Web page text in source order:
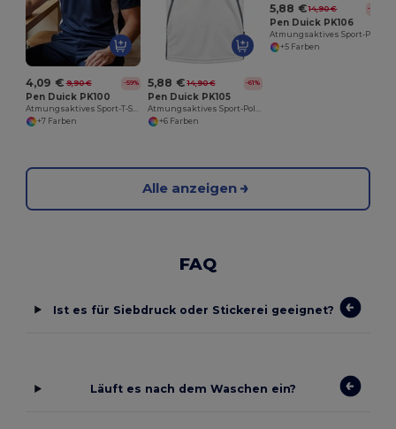
4,09 € 9,90 € -59%
Pen Duick PK100
+7 Farben
5,88 € 14,90 € -61%
Pen Duick PK105
+6 Farben
5,88 € 14,90 € -61%
Pen Duick PK106
+5 Farben
Alle anzeigen
FAQ
Ist es für Siebdruck oder Stickerei geeignet?
Läuft es nach dem Waschen ein?